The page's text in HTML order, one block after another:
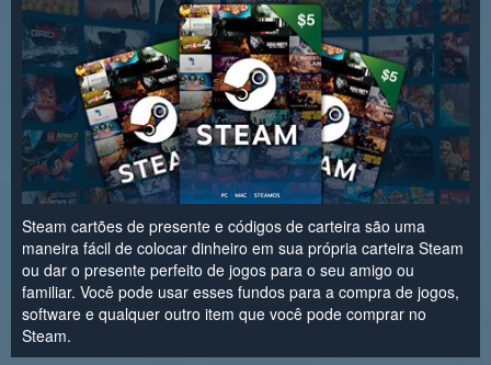
Steam cartões de presente e códigos de carteira são uma
maneira fácil de colocar dinheiro em sua própria carteira Steam
ou dar o presente perfeito de jogos para o seu amigo ou
familiar. Você pode usar esses fundos para a compra de jogos,
software e qualquer outro item que você pode comprar no
Steam.